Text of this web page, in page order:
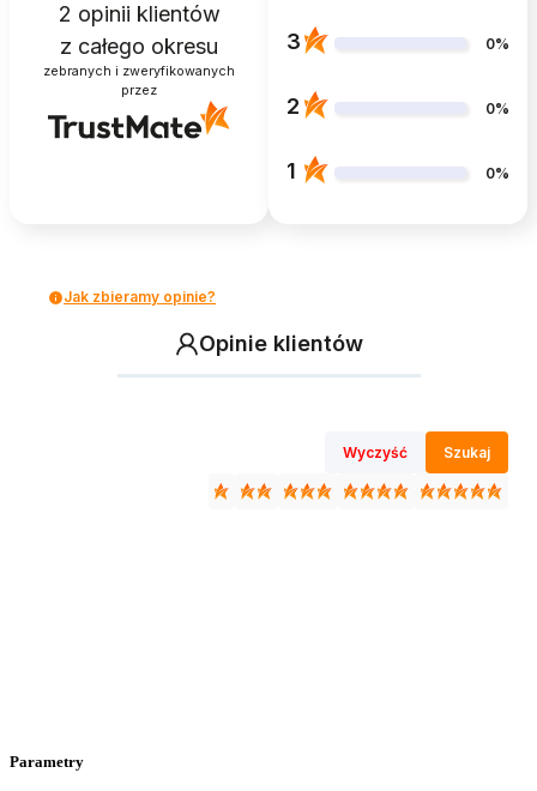
2 opinii klientów
z całego okresu
zebranych i zweryfikowanych
przez
3 0%
2 0%
1 0%
Jak zbieramy opinie?
Opinie klientów
Wyczyść Szukaj
Parametry